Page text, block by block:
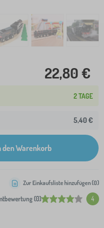
22,80 €
2 TAGE
5,40 €
den Warenkorb
(0) 4
Zur Einkaufsliste hinzufügen (0)